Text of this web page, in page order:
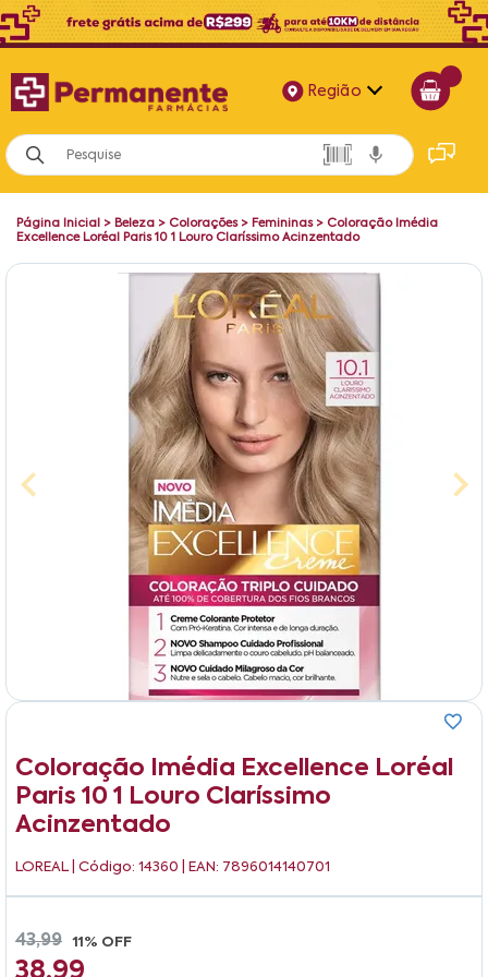
Região
Alagoas
Bahia
Paraíba
Pernambuco
Página Inicial > Beleza > Colorações> Femininas> Coloração Imédia
Excellence Loréal Paris 10 1 Louro Claríssimo Acinzentado
Coloração Imédia Excellence Loréal
Paris 10 1 Louro Claríssimo
Acinzentado
LOREAL | Código: 14360 | EAN: 7896014140701
43,99 11% OFF
38,99